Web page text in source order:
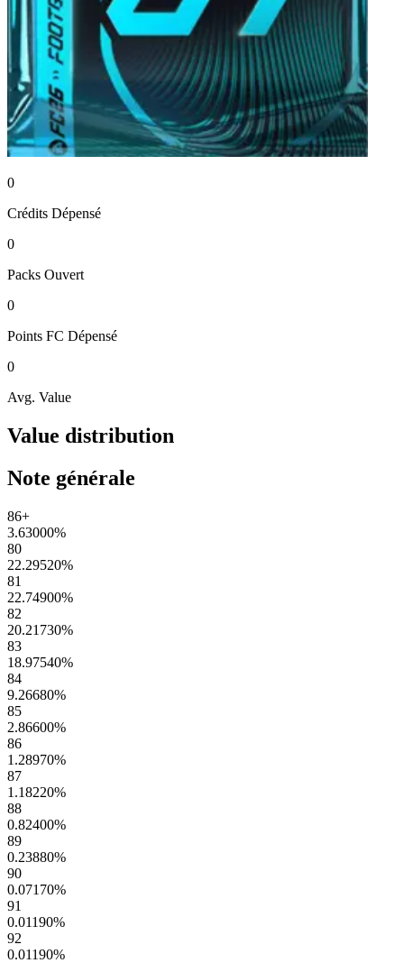
0
Crédits Dépensé
0
Packs Ouvert
0
Points FC Dépensé
0
Avg. Value
Value distribution
Note générale
86+
3.63000%
80
22.29520%
81
22.74900%
82
20.21730%
83
18.97540%
84
9.26680%
85
2.86600%
86
1.28970%
87
1.18220%
88
0.82400%
89
0.23880%
90
0.07170%
91
0.01190%
92
0.01190%